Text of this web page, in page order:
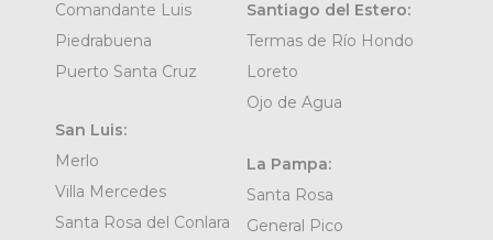
Comandante Luis
Piedrabuena
Puerto Santa Cruz
San Luis:
Merlo
Villa Mercedes
Santa Rosa del Conlara
Santiago del Estero:
Termas de Río Hondo
Loreto
Ojo de Agua
La Pampa:
Santa Rosa
General Pico